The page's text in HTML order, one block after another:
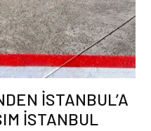
İSTANBUL’A
İSTANBUL